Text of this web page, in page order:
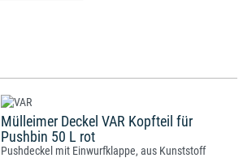
Mülleimer Deckel VAR Kopfteil für
Pushbin 50 L rot
Pushdeckel mit Einwurfklappe, aus Kunststoff